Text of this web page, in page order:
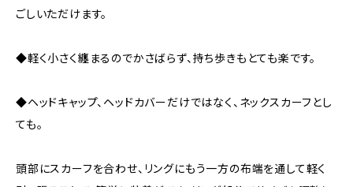
ごしいただけます。
◆軽く小さく纏まるのでかさばらず、持ち歩きもとても楽です。
◆ヘッドキャップ、ヘッドカバーだけではなく、ネックスカーフとし
ても。
頭部にスカーフを合わせ、リングにもう一方の布端を通して軽く